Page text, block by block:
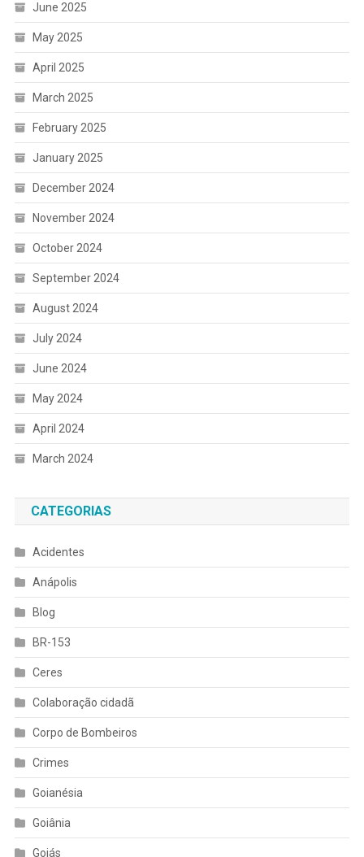
June 2025
May 2025
April 2025
March 2025
February 2025
January 2025
December 2024
November 2024
October 2024
September 2024
August 2024
July 2024
June 2024
May 2024
April 2024
March 2024
CATEGORIAS
Acidentes
Anápolis
Blog
BR-153
Ceres
Colaboração cidadã
Corpo de Bombeiros
Crimes
Goianésia
Goiânia
Goiás